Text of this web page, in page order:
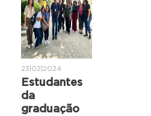
23|02|2024
Estudantes
da
graduação